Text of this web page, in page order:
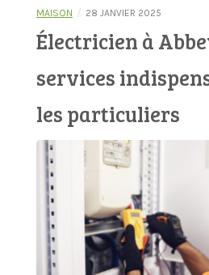
MAISON / 28 JANVIER 2025
Électricien à
services
les particuliers